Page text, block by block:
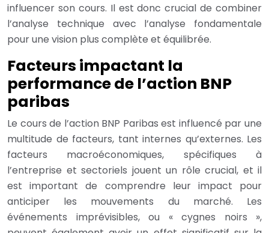
influencer son cours. Il est donc crucial de combiner
l’analyse technique avec l’analyse fondamentale
pour une vision plus complète et équilibrée.
Facteurs impactant la
performance de l’action BNP
paribas
Le cours de l’action BNP Paribas est influencé par une
multitude de facteurs, tant internes qu’externes. Les
facteurs macroéconomiques, spécifiques à
l’entreprise et sectoriels jouent un rôle crucial, et il
est important de comprendre leur impact pour
anticiper les mouvements du marché. Les
événements imprévisibles, ou « cygnes noirs »,